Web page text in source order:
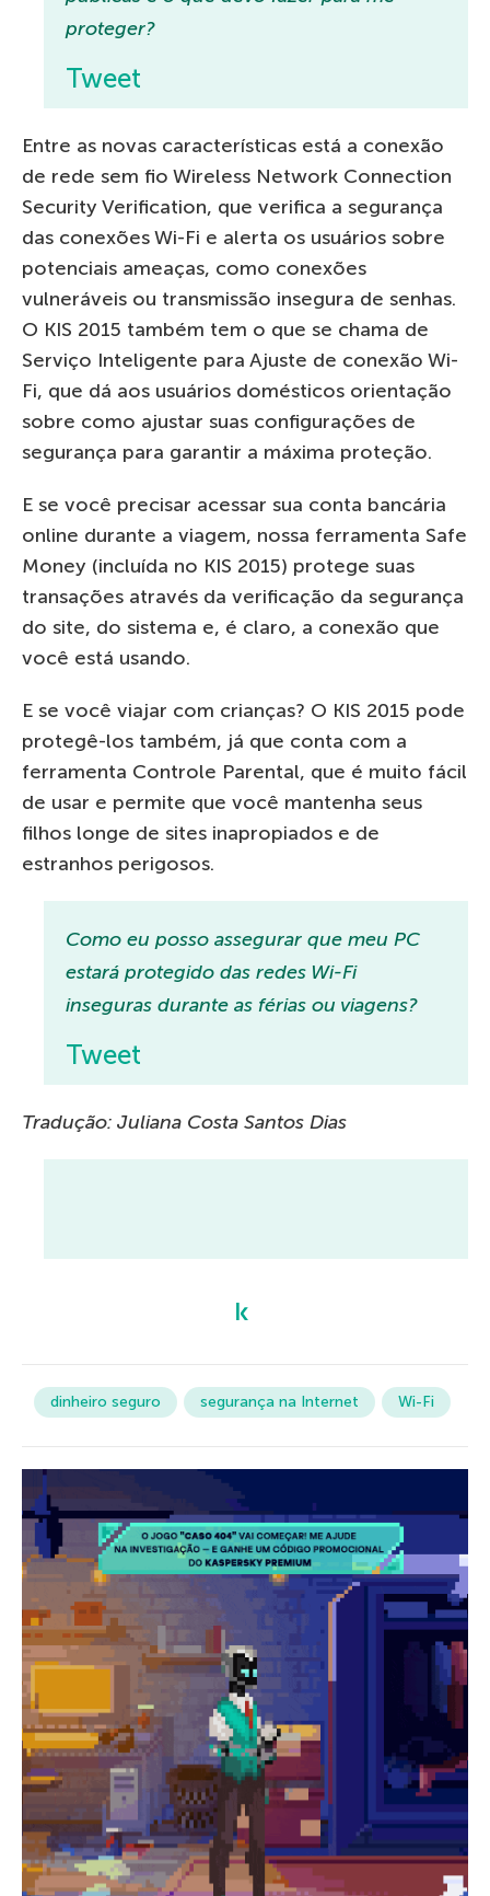
proteger?
Tweet
Entre as novas características está a conexão
de rede sem fio Wireless Network Connection
Security Verification, que verifica a segurança
das conexões Wi-Fi e alerta os usuários sobre
potenciais ameaças, como conexões
vulneráveis ​​ou transmissão insegura de senhas.
O KIS 2015 também tem o que se chama de
Serviço Inteligente para Ajuste de conexão Wi-
Fi, que dá aos usuários domésticos orientação
sobre como ajustar suas configurações de
segurança para garantir a máxima proteção.
E se você precisar acessar sua conta bancária
online durante a viagem, nossa ferramenta Safe
Money (incluída no KIS 2015) protege suas
transações através da verificação da segurança
do site, do sistema e, é claro, a conexão que
você está usando.
E se você viajar com crianças? O KIS 2015 pode
protegê-los também, já que conta com a
ferramenta Controle Parental, que é muito fácil
de usar e permite que você mantenha seus
filhos longe de sites inapropiados e de
estranhos perigosos.
Como eu posso assegurar que meu PC
estará protegido das redes Wi-Fi
inseguras durante as férias ou viagens?
Tweet
Tradução: Juliana Costa Santos Dias
dinheiro seguro segurança na Internet Wi-Fi